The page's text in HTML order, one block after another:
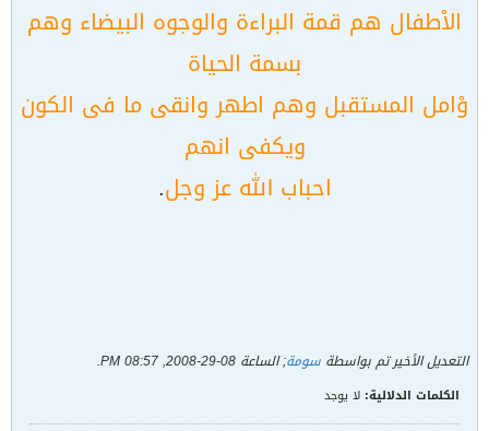
الاْطفال هم قمة البراءة والوجوه البيضاء وهم
بسمة الحياة
وْامل المستقبل وهم اطهر وانقى ما فى الكون
ويكفى انهم
احباب الله عز وجل.
التعديل الأخير تم بواسطة سومة; الساعة 08-29-2008, 08:57 PM
.
الكلمات الدلالية: لا يوجد